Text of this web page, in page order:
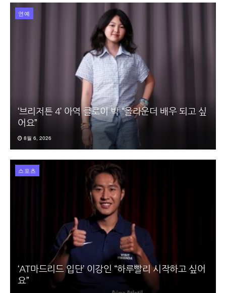
연예
‘브리저튼 4’ 아역 클로이 박 “올라운더 배우 되고 싶
어요”
8월 6, 2026
스포츠
‘AT마드리드 입단’ 이강인 “하루빨리 시작하고 싶어
요”